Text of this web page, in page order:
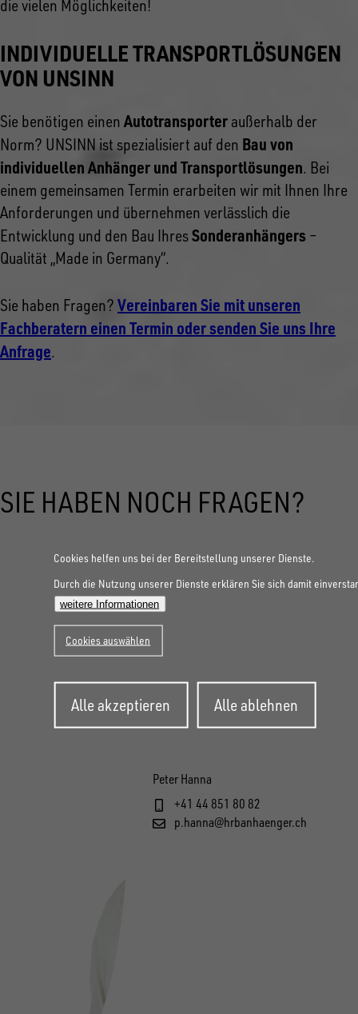
die vielen Möglichkeiten!
INDIVIDUELLE TRANSPORTLÖSUNGEN
VON UNSINN
Sie benötigen einen Autotransporter außerhalb der
Norm? UNSINN ist spezialisiert auf den Bau von
individuellen Anhänger und Transportlösungen. Bei
einem gemeinsamen Termin erarbeiten wir mit Ihnen Ihre
Anforderungen und übernehmen verlässlich die
Entwicklung und den Bau IhresSonderanhängers –
Qualität „Made in Germany“.
Sie haben Fragen? Vereinbaren Sie mit unseren
Fachberatern einen Termin oder senden Sie uns Ihre
Anfrage.
SIE HABEN NOCH FRAGEN?
Peter Hanna
+41 44 851 80 82
p.hanna@hrbanhaenger.ch
Cookies helfen uns bei der Bereitstellung unserer Dienste.
Durch die Nutzung unserer Dienste erklären Sie sich damit
weitere Informationen
Cookies auswählen
Alle akzeptieren
zurückziehen
Alle ablehnen